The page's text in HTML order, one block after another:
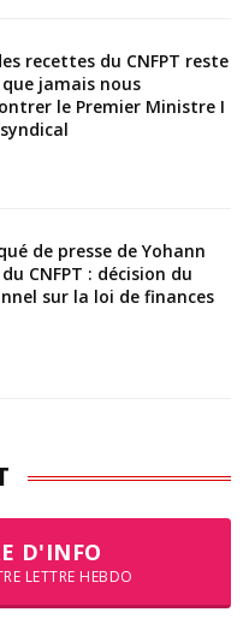
recettes du CNFPT reste
jamais nous
le Premier Ministre I
de presse de Yohann
CNFPT : décision du
sur la loi de finances
D'INFO
LETTRE HEBDO